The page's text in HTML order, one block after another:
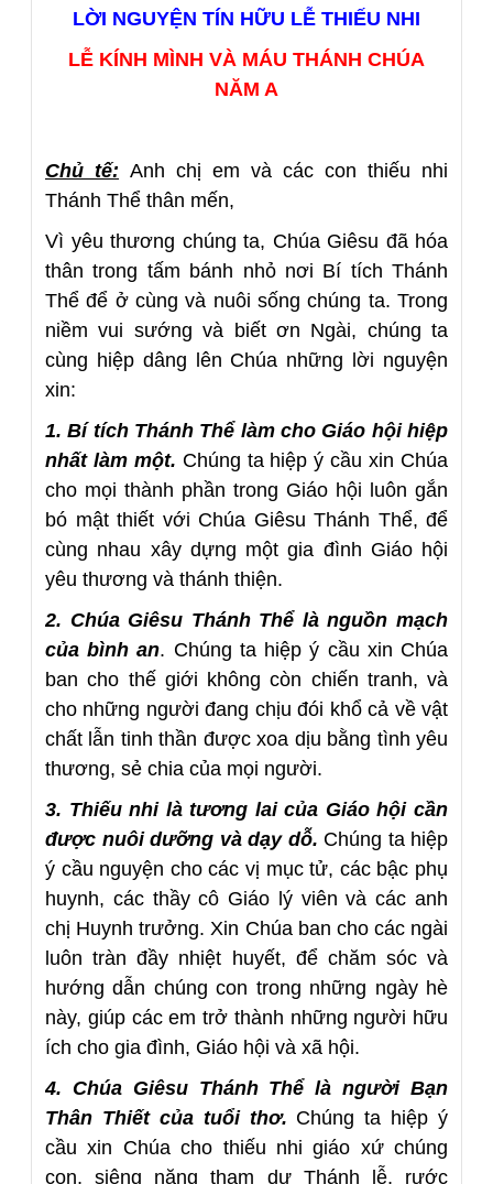
LỜI NGUYỆN TÍN HỮU LỄ THIẾU NHI
LỄ KÍNH MÌNH VÀ MÁU THÁNH CHÚA
NĂM A
Chủ tế: Anh chị em và các con thiếu nhi
Thánh Thể thân mến,
Vì yêu thương chúng ta, Chúa Giêsu đã hóa
thân trong tấm bánh nhỏ nơi Bí tích Thánh
Thể để ở cùng và nuôi sống chúng ta. Trong
niềm vui sướng và biết ơn Ngài, chúng ta
cùng hiệp dâng lên Chúa những lời nguyện
xin:
1. Bí tích Thánh Thể làm cho Giáo hội hiệp
nhất làm một. Chúng ta hiệp ý cầu xin Chúa
cho mọi thành phần trong Giáo hội luôn gắn
bó mật thiết với Chúa Giêsu Thánh Thể, để
cùng nhau xây dựng một gia đình Giáo hội
yêu thương và thánh thiện.
2. Chúa Giêsu Thánh Thể là nguồn mạch
của bình an. Chúng ta hiệp ý cầu xin Chúa
ban cho thế giới không còn chiến tranh, và
cho những người đang chịu đói khổ cả về vật
chất lẫn tinh thần được xoa dịu bằng tình yêu
thương, sẻ chia của mọi người.
3. Thiếu nhi là tương lai của Giáo hội cần
được nuôi dưỡng và dạy dỗ. Chúng ta hiệp
ý cầu nguyện cho các vị mục tử, các bậc phụ
huynh, các thầy cô Giáo lý viên và các anh
chị Huynh trưởng. Xin Chúa ban cho các ngài
luôn tràn đầy nhiệt huyết, để chăm sóc và
hướng dẫn chúng con trong những ngày hè
này, giúp các em trở thành những người hữu
ích cho gia đình, Giáo hội và xã hội.
4. Chúa Giêsu Thánh Thể là người Bạn
Thân Thiết của tuổi thơ. Chúng ta hiệp ý
cầu xin Chúa cho thiếu nhi giáo xứ chúng
con, siêng năng tham dự Thánh lễ, rước